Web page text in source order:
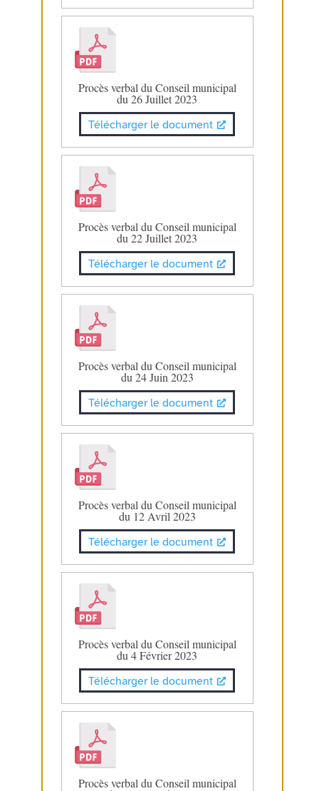
Procès verbal du Conseil municipal
du 26 Juillet 2023
Télécharger le document
Procès verbal du Conseil municipal
du 22 Juillet 2023
Télécharger le document
Procès verbal du Conseil municipal
du 24 Juin 2023
Télécharger le document
Procès verbal du Conseil municipal
du 12 Avril 2023
Télécharger le document
Procès verbal du Conseil municipal
du 4 Février 2023
Télécharger le document
Procès verbal du Conseil municipal